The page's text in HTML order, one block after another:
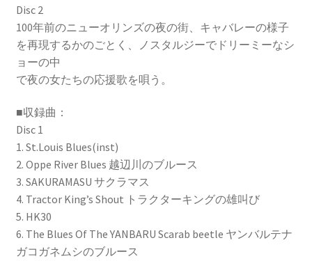
Disc 2
100年前のニューオリンズの夜の街、キャバレーの様子
を再現するかのごとく、ノスタルジーでドリーミーなシ
ョーの中
で夜の女たちの応援歌を唄う。
■収録曲：
Disc 1
1. St.Louis Blues(inst)
2. Oppe River Blues 越辺川のブルース
3. SAKURAMASU サクラマス
4. Tractor King’s Shout トラクターキングの雄叫び
5. HK30
6. The Blues Of The YANBARU Scarab beetle ヤンバルテナ
ガコガネムシのブルース